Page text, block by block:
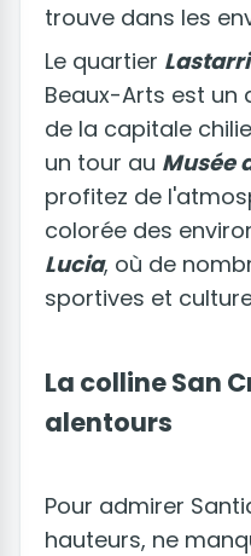
trouve dans les
Le quartier
Beaux-Arts est un
de la capitale
un tour au Musée
profitez de
colorée des
Lucia, où de
sportives et
La colline San
alentours
Pour admirer
hauteurs, ne